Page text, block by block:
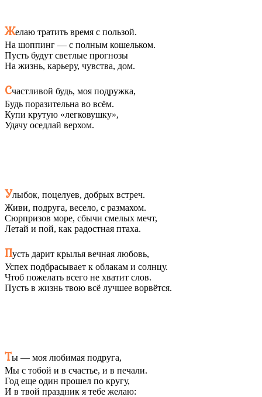
Желаю тратить время с пользой.
На шоппинг — с полным кошельком.
Пусть будут светлые прогнозы
На жизнь, карьеру, чувства, дом.
Счастливой будь, моя подружка,
Будь поразительна во всём.
Купи крутую «легковушку»,
Удачу оседлай верхом.
Улыбок, поцелуев, добрых встреч.
Живи, подруга, весело, с размахом.
Сюрпризов море, сбычи смелых мечт,
Летай и пой, как радостная птаха.
Пусть дарит крылья вечная любовь,
Успех подбрасывает к облакам и солнцу.
Чтоб пожелать всего не хватит слов.
Пусть в жизнь твою всё лучшее ворвётся.
Ты — моя любимая подруга,
Мы с тобой и в счастье, и в печали.
Год еще один прошел по кругу,
И в твой праздник я тебе желаю: